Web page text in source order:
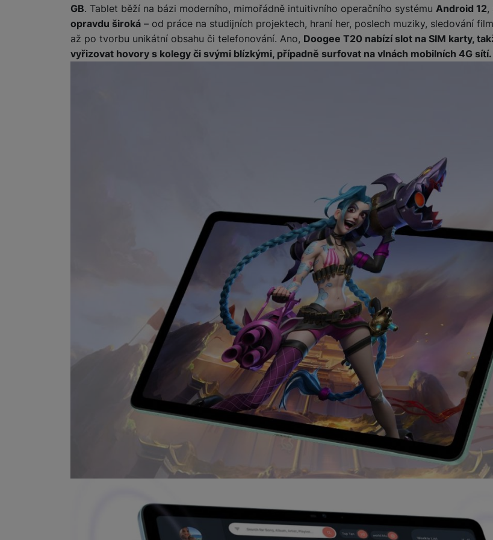
Marketingové cookies používáme my nebo naši partneři, abychom vám mohli
na našich stránkách, tak na stránkách třetích stran.
GB. Tablet běží na bázi moderního, mimořádně intuitivního operačního systému Android 12,
opravdu široká – od práce na studijních projektech, hraní her, poslech muziky, sledování
až po tvorbu unikátní obsahu či telefonování. Ano, Doogee T20 nabízí slot na SIM karty,
vyřizovat hovory s kolegy či svými blízkými, případně surfovat na vlnách mobilních 4G sítí.